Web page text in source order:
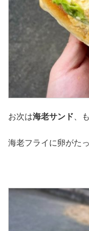
お次は海老サンド 、
海老フライに卵がた